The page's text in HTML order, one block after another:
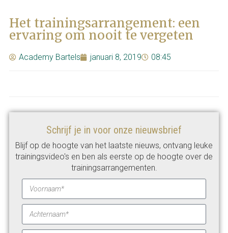
Het trainingsarrangement: een
ervaring om nooit te vergeten
Academy Bartels januari 8, 2019 08:45
Schrijf je in voor onze nieuwsbrief
Blijf op de hoogte van het laatste nieuws, ontvang leuke
trainingsvideo's en ben als eerste op de hoogte over de
trainingsarrangementen.